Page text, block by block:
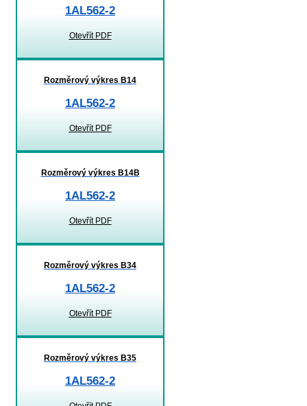
1AL562-2
Otevřít PDF
Rozměrový výkres B14
1AL562-2
Otevřít PDF
Rozměrový výkres B14B
1AL562-2
Otevřít PDF
Rozměrový výkres B34
1AL562-2
Otevřít PDF
Rozměrový výkres B35
1AL562-2